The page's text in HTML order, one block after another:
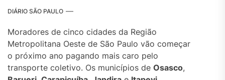
DIÁRIO SÃO PAULO
Moradores de cinco cidades da Região
Metropolitana Oeste de São Paulo vão começar
o próximo ano pagando mais caro pelo
transporte coletivo. Os municípios de Osasco,